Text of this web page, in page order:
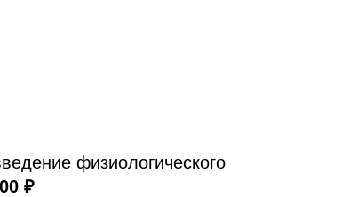
физиологического
₽